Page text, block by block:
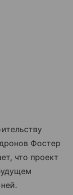
Фостер
что проект